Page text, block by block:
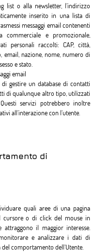
list o alla newsletter, l’indirizzo
inserito in una lista di
messaggi email contenenti
e promozionale,
personali raccolti: CAP, città,
email, nazione, nome, numero di
e stato.
email
gestire un database di contatti
di qualunque altro tipo, utilizzati
servizi potrebbero inoltre
all’interazione con l’utente.
di
quali aree di una pagina
cursore o di click del mouse in
il maggior interesse.
e analizzare i dati di
comportamento dell’Utente.